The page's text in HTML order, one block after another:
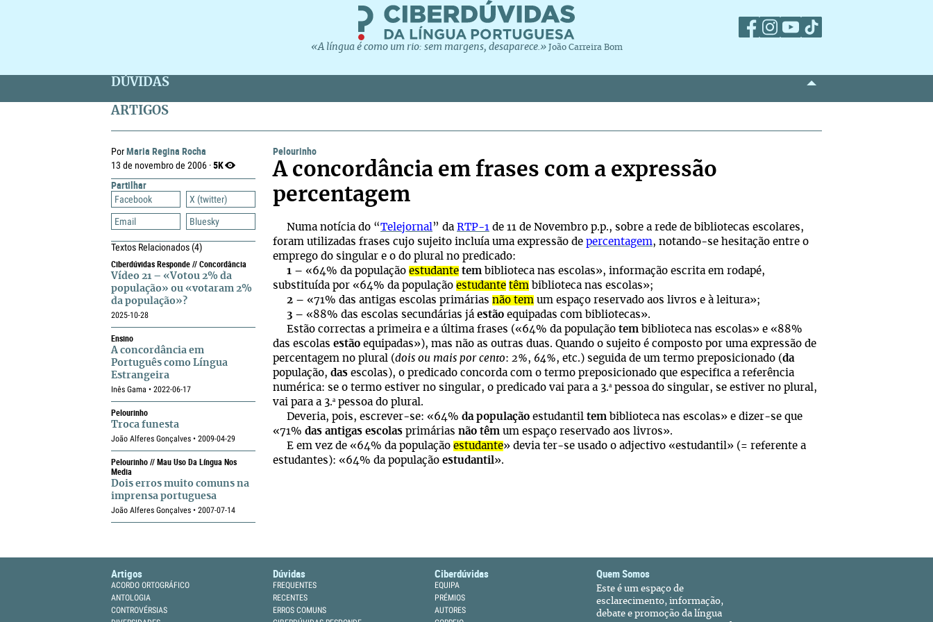
«A língua é como um rio: sem margens, desaparece.» João Carreira Bom
DÚVIDAS
ARTIGOS
PorMaria Regina Rocha
13 de novembro de 2006 ·5K
Partilhar
Facebook
X (twitter)
Email
Bluesky
Textos Relacionados(4)
Ciberdúvidas Responde // Concordância
Vídeo 21 – «Votou 2% da
população» ou «votaram 2%
da população»?
2025-10-28
Ensino
A concordância em
Português como Língua
Estrangeira
Inês Gama • 2022-06-17
Pelourinho
Troca funesta
João Alferes Gonçalves • 2009-04-29
Pelourinho // Mau Uso Da Língua Nos
Media
Dois erros muito comuns na
imprensa portuguesa
João Alferes Gonçalves • 2007-07-14
Pelourinho
A concordância em frases com a expressão
percentagem
Numa notícia do “Telejornal” da RTP-1 de 11 de Novembro p.p., sobre a rede de bibliotecas escolares,
foram utilizadas frases cujo sujeito incluía uma expressão de percentagem, notando-se hesitação entre o
emprego do singular e o do plural no predicado:
1 – «64% da população estudante tem biblioteca nas escolas», informação escrita em rodapé,
substituída por «64% da população estudante têm biblioteca nas escolas»;
2 – «71% das antigas escolas primárias não tem um espaço reservado aos livros e à leitura»;
3 – «88% das escolas secundárias já estão equipadas com bibliotecas».
Estão correctas a primeira e a última frases («64% da população tem biblioteca nas escolas» e «88%
das escolas estão equipadas»), mas não as outras duas. Quando o sujeito é composto por uma expressão de
percentagem no plural (dois ou mais por cento: 2%, 64%, etc.) seguida de um termo preposicionado (da
população, das escolas), o predicado concorda com o termo preposicionado que especifica a referência
numérica: se o termo estiver no singular, o predicado vai para a 3.ª pessoa do singular, se estiver no plural,
vai para a 3.ª pessoa do plural.
Deveria, pois, escrever-se: «64% da população estudantil tem biblioteca nas escolas» e dizer-se que
«71% das antigas escolas primárias não têm um espaço reservado aos livros».
E em vez de «64% da população estudante» devia ter-se usado o adjectivo «estudantil» (= referente a
estudantes): «64% da população estudantil».
Artigos
ACORDO ORTOGRÁFICO
ANTOLOGIA
CONTROVÉRSIAS
Dúvidas
FREQUENTES
RECENTES
ERROS COMUNS
Ciberdúvidas
EQUIPA
PRÉMIOS
AUTORES
Quem Somos
Este é um espaço de
esclarecimento, informação,
debate e promoção da língua